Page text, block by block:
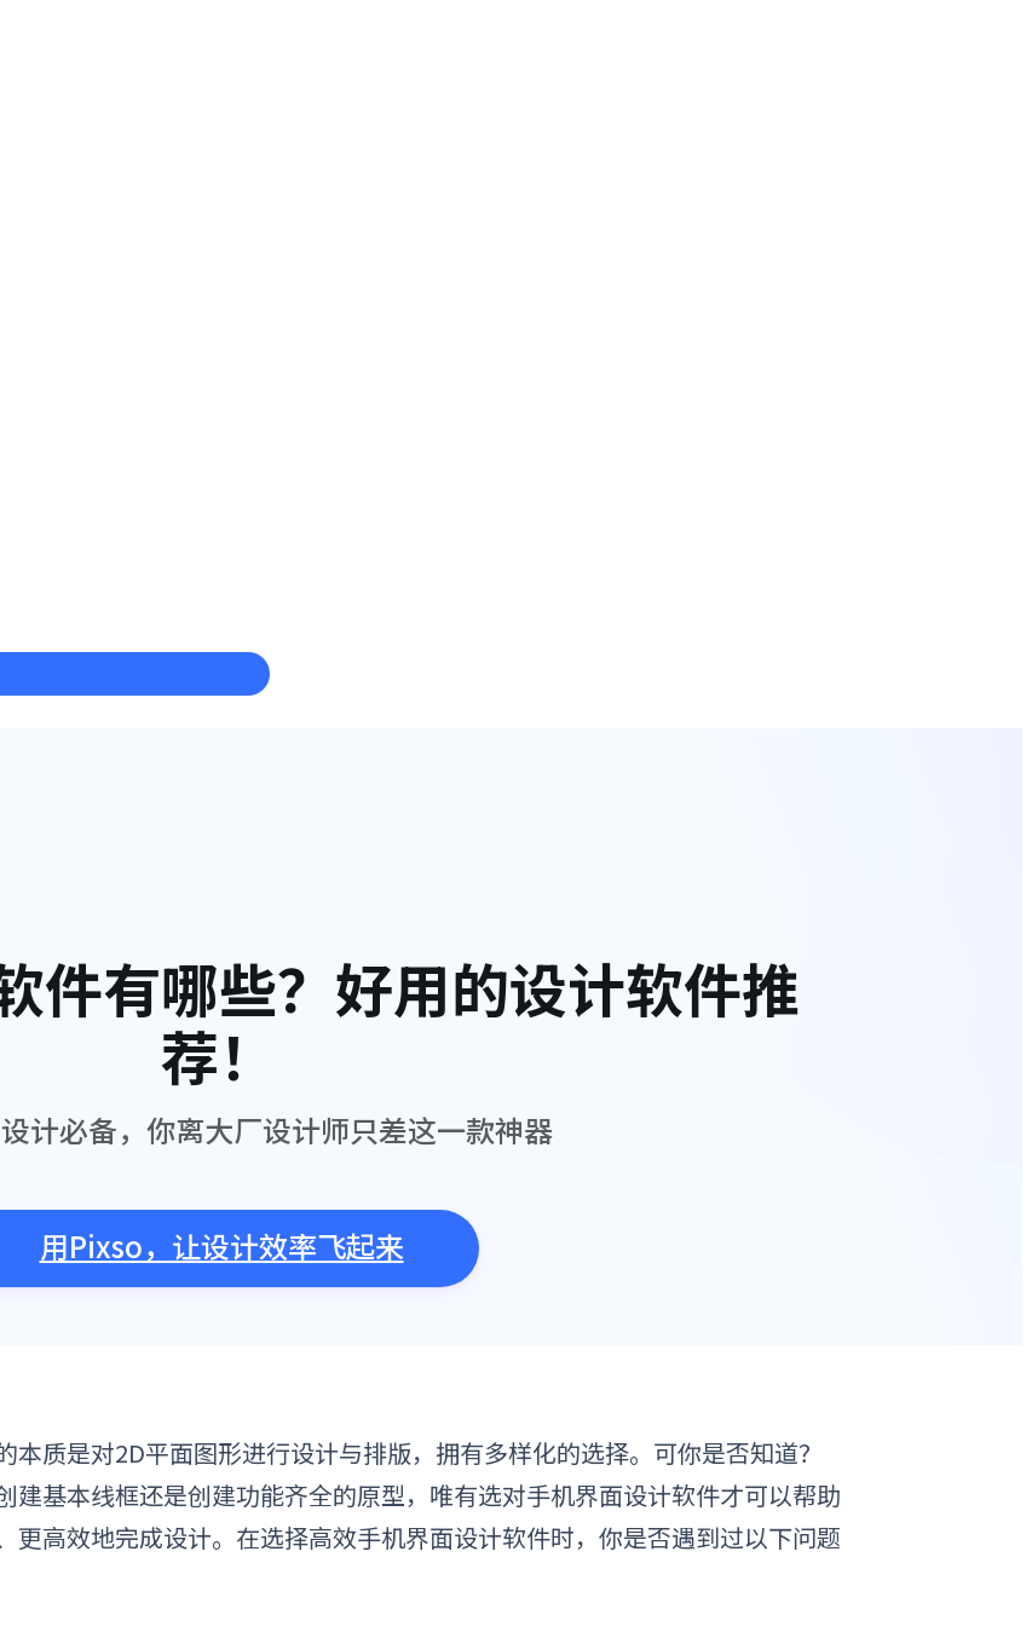
件有哪些？好用的设计软件推
荐！
计必备，你离大厂设计师只差这一款神器
用Pixso，让设计效率飞起来
本质是对2D平面图形进行设计与排版，拥有多样化的选择。可你是否知道？
建基本线框还是创建功能齐全的原型，唯有选对手机界面设计软件才可以帮助
更高效地完成设计。在选择高效手机界面设计软件时，你是否遇到过以下问题